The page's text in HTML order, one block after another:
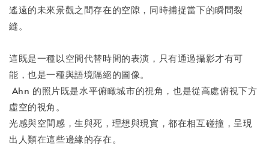
遙遠的未來景觀之間存在的空隙，同時捕捉當下的瞬間裂
縫。
這既是一種以空間代替時間的表演，只有通過攝影才有可
能，也是一種與語境隔絕的圖像。
Ahn 的照片既是水平俯瞰城市的視角，也是從高處俯視下方
虛空的視角。
光感與空間感，生與死，理想與現實，都在相互碰撞，呈現
出人類在這些邊緣的存在。